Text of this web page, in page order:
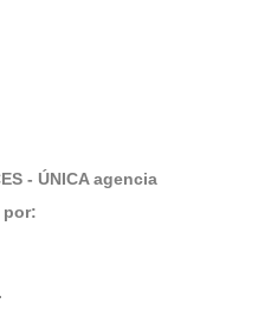
- ÚNICA agencia
por: